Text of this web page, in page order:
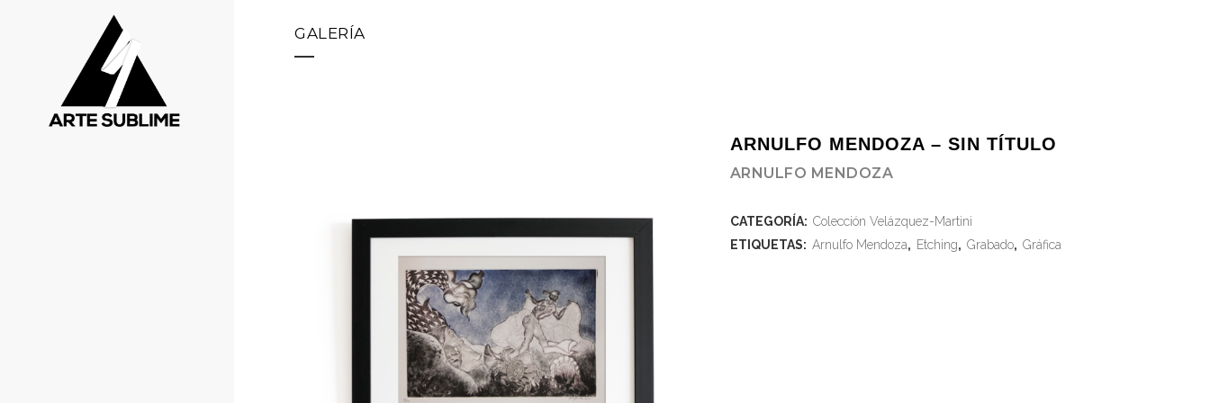
GALERÍA
ARNULFO MENDOZA – SIN TÍTULO
ARNULFO MENDOZA
CATEGORÍA: Colección Velázquez-Martini
ETIQUETAS: Arnulfo Mendoza, Etching, Grabado, Gráfica